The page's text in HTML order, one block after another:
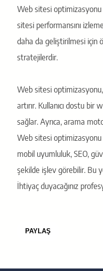
Web sitesi
sitesi performansını
daha da geliştirilmesi için
stratejilerdir.
Web sitesi
artırır. Kullanıcı dostu
sağlar. Ayrıca, arama
Web sitesi optimizasyonu
mobil uyumluluk, SEO,
şekilde işlev görebilir. Bu
İhtiyaç duyacağınız
PAYLAŞ
Bu sayfayı paylaş